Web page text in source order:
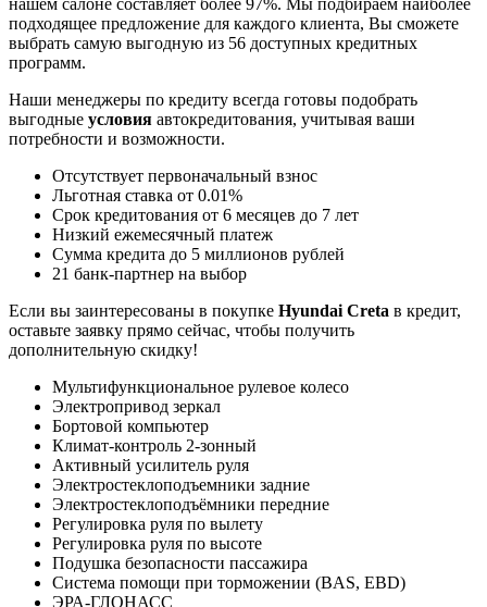
нашем салоне составляет более 97%. Мы подбираем наиболее
подходящее предложение для каждого клиента, Вы сможете
выбрать самую выгодную из 56 доступных кредитных
программ.
Наши менеджеры по кредиту всегда готовы подобрать
выгодные условия автокредитования, учитывая ваши
потребности и возможности.
Отсутствует первоначальный взнос
Льготная ставка от 0.01%
Срок кредитования от 6 месяцев до 7 лет
Низкий ежемесячный платеж
Сумма кредита до 5 миллионов рублей
21 банк-партнер на выбор
Если вы заинтересованы в покупке Hyundai Creta в кредит,
оставьте заявку прямо сейчас, чтобы получить
дополнительную скидку!
Мультифункциональное рулевое колесо
Электропривод зеркал
Бортовой компьютер
Климат-контроль 2-зонный
Активный усилитель руля
Электростеклоподъемники задние
Электростеклоподъёмники передние
Регулировка руля по вылету
Регулировка руля по высоте
Подушка безопасности пассажира
Система помощи при торможении (BAS, EBD)
ЭРА-ГЛОНАСС